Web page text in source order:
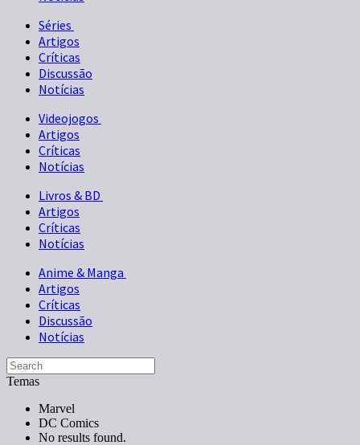
Séries
Artigos
Críticas
Discussão
Notícias
Videojogos
Artigos
Críticas
Notícias
Livros & BD
Artigos
Críticas
Notícias
Anime & Manga
Artigos
Críticas
Discussão
Notícias
Temas
Marvel
DC Comics
No results found.